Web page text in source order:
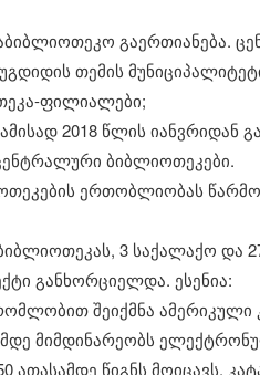
გაერთიანება.
თემის
ფილიალები;
2018 წლის იანვრიდან
ბიბლიოთეკები.
ერთობლიობას
3 საქალაქო
განხორციელდა. ესენია:
შეიქმნა ამერიკული
მიმდინარეობს
წიგნს მოიცავს,